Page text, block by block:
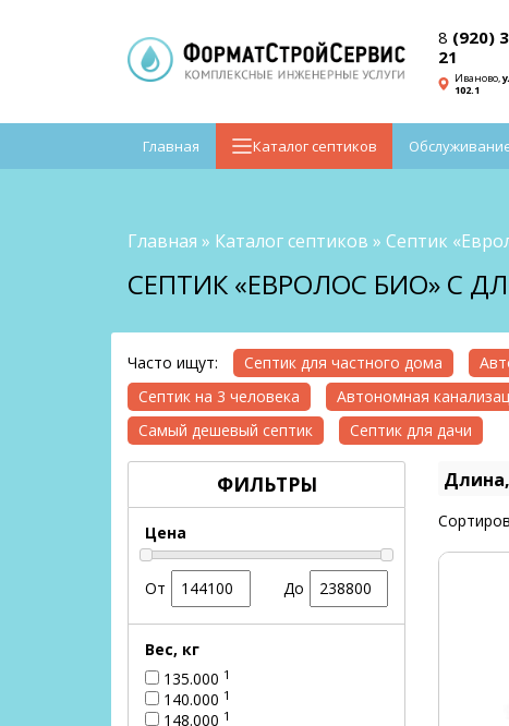
8 (920)
21
Иваново,
102.1
Главная Каталог септиков
Главная » Каталог септиков » Септик
СЕПТИК «ЕВРОЛОС БИО» С
Часто ищут: Септик для частного дома
Септик на 3 человека
Автономная
Самый дешевый септик
Септик для дачи
ФИЛЬТРЫ
Цена
От До
Вес, кг
135.000 1
140.000 1
148.000 1